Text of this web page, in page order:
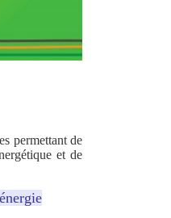
permettant de
et de